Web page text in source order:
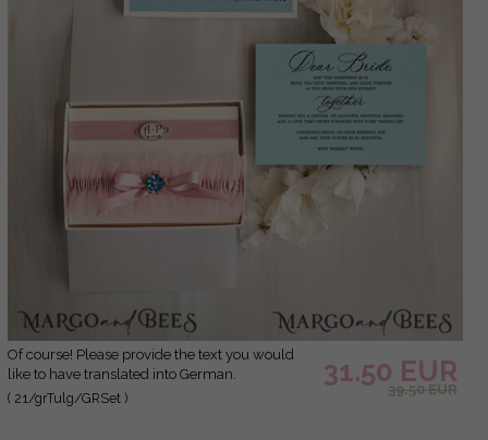
Of course! Please provide the text you would
like to have translated into German.
( 21/grTulg/GRSet )
31.50 EUR
39.50 EUR